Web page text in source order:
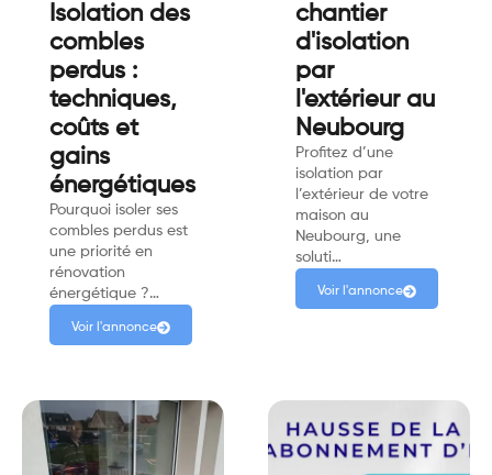
Isolation des
combles
perdus :
techniques,
coûts et
gains
énergétiques
Pourquoi isoler ses
combles perdus est
une priorité en
rénovation
énergétique ?…
Voir l'annonce
chantier
d'isolation
par
l'extérieur au
Neubourg
Profitez d’une
isolation par
l’extérieur de votre
maison au
Neubourg, une
soluti…
Voir l'annonce